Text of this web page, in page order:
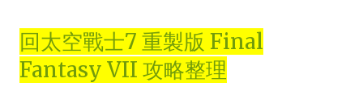
回太空戰士7 重製版 Final
Fantasy VII 攻略整理